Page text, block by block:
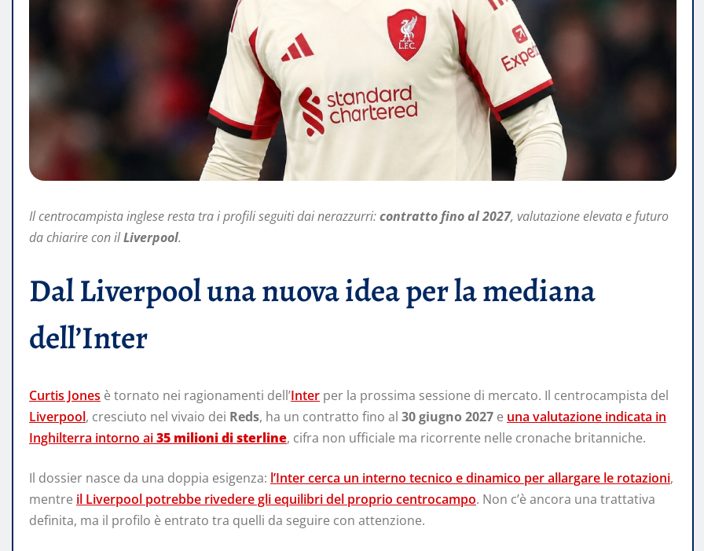
Il centrocampista inglese resta tra i profili seguiti dai nerazzurri:contratto fino al 2027, valutazione elevata e futuro
da chiarire con ilLiverpool.
Dal Liverpool una nuova idea per la mediana
dell’Inter
Curtis Jones è tornato nei ragionamenti dell’Inter per la prossima sessione di mercato. Il centrocampista del
Liverpool, cresciuto nel vivaio dei Reds, ha un contratto fino al 30 giugno 2027 e una valutazione indicata in
Inghilterra intorno ai35 milioni di sterline, cifra non ufficiale ma ricorrente nelle cronache britanniche.
Il dossier nasce da una doppia esigenza: l’Inter cerca un interno tecnico e dinamico per allargare le rotazioni,
mentre il Liverpool potrebbe rivedere gli equilibri del proprio centrocampo. Non c’è ancora una trattativa
definita, ma il profilo è entrato tra quelli da seguire con attenzione.